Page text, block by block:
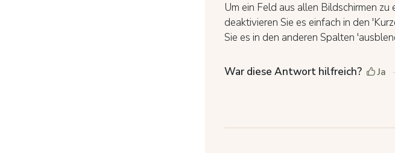
Um ein Feld aus allen Bildschirmen
deaktivieren Sie es einfach in den
Sie es in den anderen Spalten
War diese Antwort hilfreich? Ja